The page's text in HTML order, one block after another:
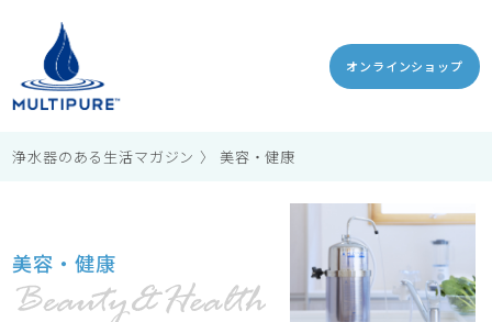
オンラインショップ
浄水器のある生活マガジン 美容・健康
美容・健康